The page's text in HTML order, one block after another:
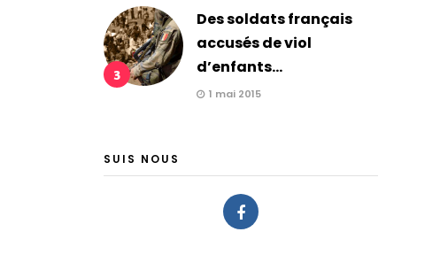
3
Des soldats français
accusés de viol
d’enfants...
1 mai 2015
SUIS NOUS